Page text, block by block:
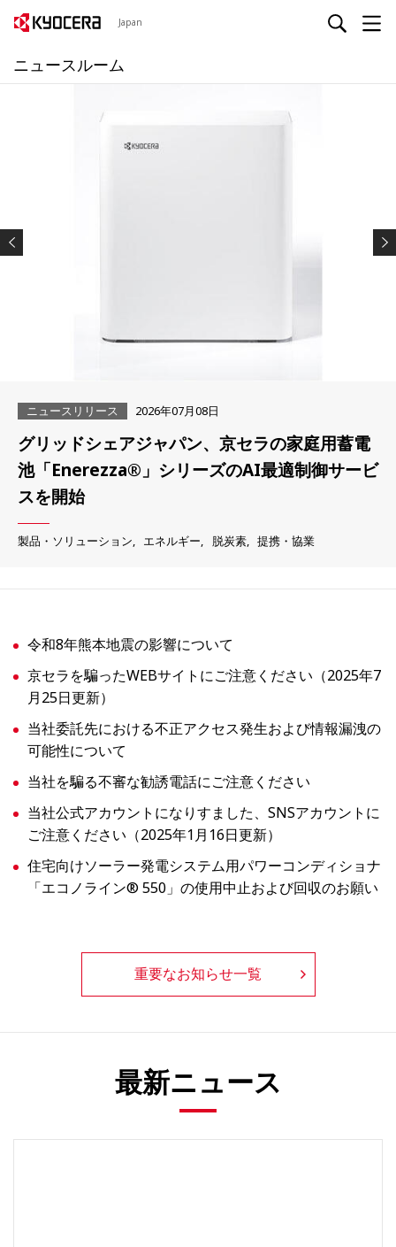
Japan
ニュースルーム
ニュースリリース 2026年07月08日
グリッドシェアジャパン、京セラの家庭用蓄電
池「Enerezza®」シリーズのAI最適制御サービ
スを開始
製品・ソリューション エネルギー 脱炭素 提携・協業
令和8年熊本地震の影響について
京セラを騙ったWEBサイトにご注意ください（2025年7
月25日更新）
当社委託先における不正アクセス発生および情報漏洩の
可能性について
当社を騙る不審な勧誘電話にご注意ください
当社公式アカウントになりすました、SNSアカウントに
ご注意ください（2025年1月16日更新）
住宅向けソーラー発電システム用パワーコンディショナ
「エコノライン® 550」の使用中止および回収のお願い
重要なお知らせ一覧
最新ニュース